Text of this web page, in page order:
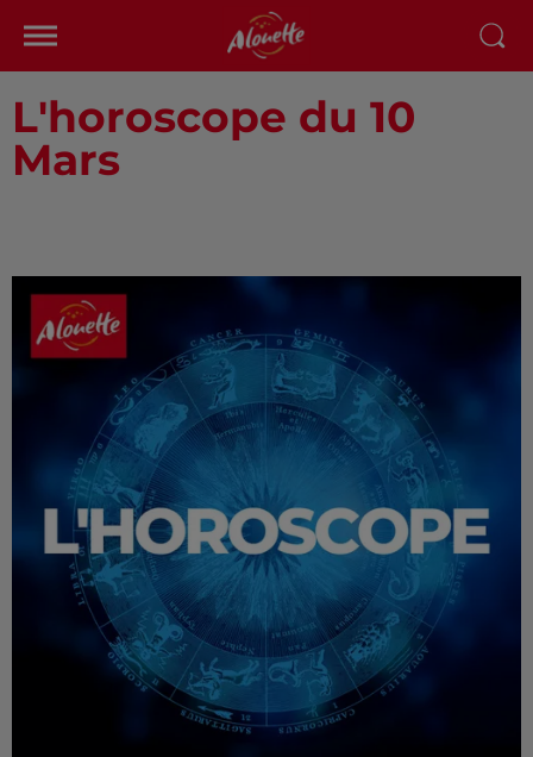
L'horoscope du 10
Mars